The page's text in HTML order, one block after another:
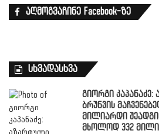
აღმოგვაჩინე Facebook-ზე
სხვადასხვა
გიორგი კაპანაძე:
ბრუნვის
მილიარდი
მხოლოდ 332